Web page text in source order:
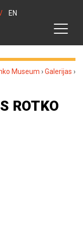
EN
Museum ›Galerijas ›
ROTKO